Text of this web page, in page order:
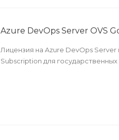
Azure DevOps Server OVS
Лицензия на Azure DevOps
Subscription для государственных